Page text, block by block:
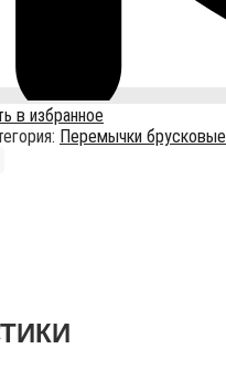
в избранное
Перемычки брусковые